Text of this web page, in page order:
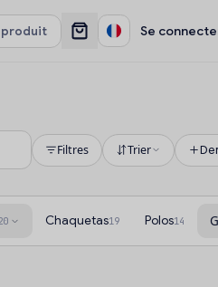
Se
Filtres Trier
Chaquetas19 Polos14